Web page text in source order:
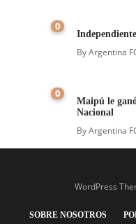
0
ByArgentina
0
Maipú le
Nacional
ByArgentina
WordPress
SOBRE NOSOTROS